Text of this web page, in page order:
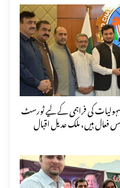
کی فراہمی کے لیے ٹورسٹ
فعال ہیں، ملک عدیل اقبال